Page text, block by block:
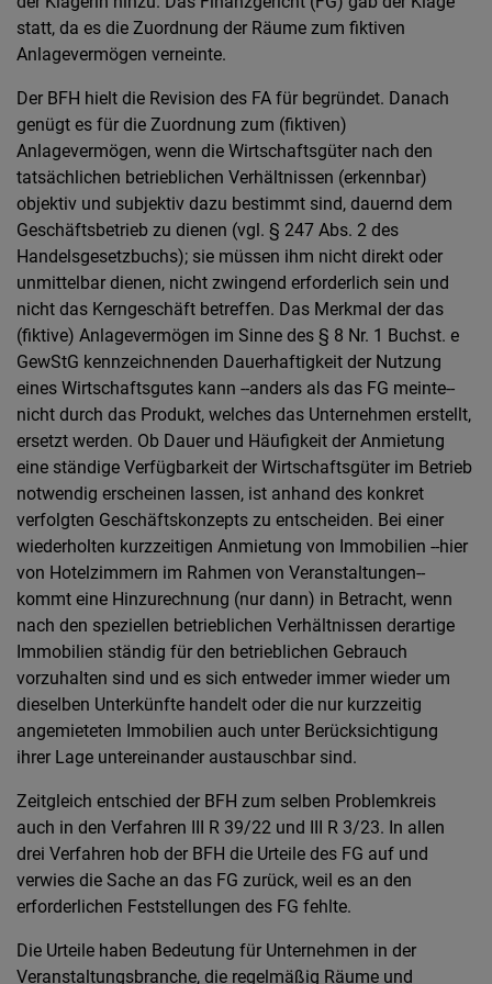
statt, da es die Zuordnung der Räume zum fiktiven
Anlagevermögen verneinte.
Der BFH hielt die Revision des FA für begründet. Danach
genügt es für die Zuordnung zum (fiktiven)
Anlagevermögen, wenn die Wirtschaftsgüter nach den
tatsächlichen betrieblichen Verhältnissen (erkennbar)
objektiv und subjektiv dazu bestimmt sind, dauernd dem
Geschäftsbetrieb zu dienen (vgl. § 247 Abs. 2 des
Handelsgesetzbuchs); sie müssen ihm nicht direkt oder
unmittelbar dienen, nicht zwingend erforderlich sein und
nicht das Kerngeschäft betreffen. Das Merkmal der das
(fiktive) Anlagevermögen im Sinne des § 8 Nr. 1 Buchst. e
GewStG kennzeichnenden Dauerhaftigkeit der Nutzung
eines Wirtschaftsgutes kann --anders als das FG meinte--
nicht durch das Produkt, welches das Unternehmen erstellt,
ersetzt werden. Ob Dauer und Häufigkeit der Anmietung
eine ständige Verfügbarkeit der Wirtschaftsgüter im Betrieb
notwendig erscheinen lassen, ist anhand des konkret
verfolgten Geschäftskonzepts zu entscheiden. Bei einer
wiederholten kurzzeitigen Anmietung von Immobilien --hier
von Hotelzimmern im Rahmen von Veranstaltungen--
kommt eine Hinzurechnung (nur dann) in Betracht, wenn
nach den speziellen betrieblichen Verhältnissen derartige
Immobilien ständig für den betrieblichen Gebrauch
vorzuhalten sind und es sich entweder immer wieder um
dieselben Unterkünfte handelt oder die nur kurzzeitig
angemieteten Immobilien auch unter Berücksichtigung
ihrer Lage untereinander austauschbar sind.
Zeitgleich entschied der BFH zum selben Problemkreis
auch in den Verfahren III R 39/22 und III R 3/23. In allen
drei Verfahren hob der BFH die Urteile des FG auf und
verwies die Sache an das FG zurück, weil es an den
erforderlichen Feststellungen des FG fehlte.
Die Urteile haben Bedeutung für Unternehmen in der
Veranstaltungsbranche, die regelmäßig Räume und